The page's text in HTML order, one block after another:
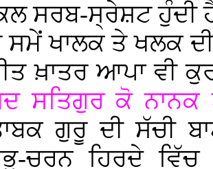
ਸਰਬ-ਸ੍ਰੇਸ਼ਟ ਹੁੰਦੀ
ਸਮੇਂ ਖਾਲਕ ਤੇ ਖਲਕ
ਖ਼ਾਤਰ ਆਪਾ ਵੀ
ਸਤਿਗੁਰ ਕੋ ਨਾਨਕ
ਗੁਰੂ ਦੀ ਸੱਚੀ
ਚਰਨ ਹਿਰਦੇ